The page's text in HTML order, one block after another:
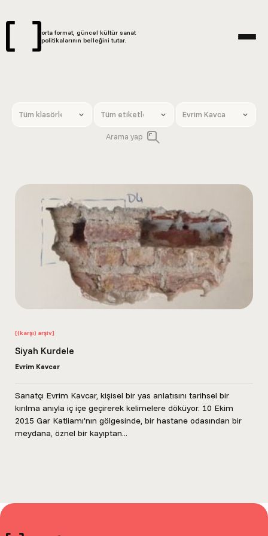
orta format, güncel kültür sanat
politikalarının belleğini tutar.
Arama yap
[(karşı) arşiv]
Siyah Kurdele
Evrim Kavcar
Sanatçı Evrim Kavcar, kişisel bir yas anlatısını tarihsel bir
kırılma anıyla iç içe geçirerek kelimelere döküyor. 10 Ekim
2015 Gar Katliamı’nın gölgesinde, bir hastane odasından bir
meydana, öznel bir kayıptan...